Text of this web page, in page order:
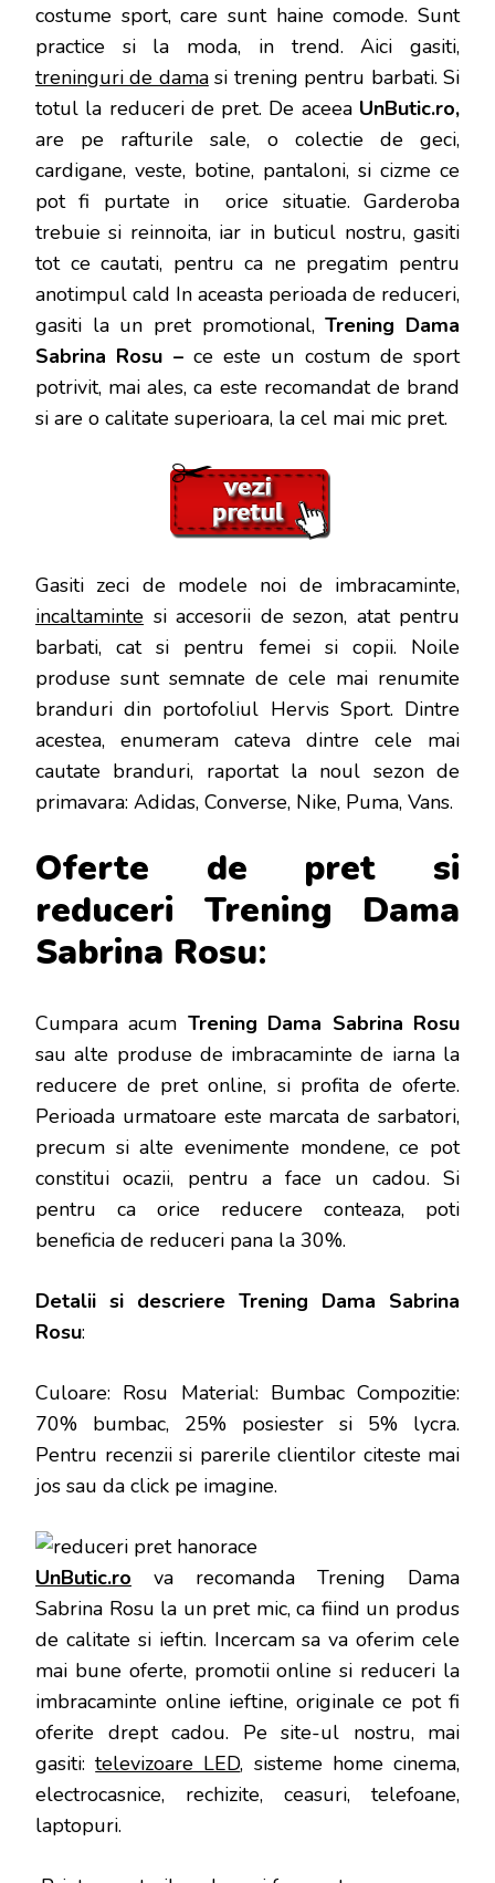
costume sport, care sunt haine comode. Sunt
practice si la moda, in trend. Aici gasiti,
treninguri de damasi trening pentru barbati. Si
totul la reduceri de pret. De aceea UnButic.ro,
are pe rafturile sale, o colectie de geci,
cardigane, veste, botine, pantaloni, si cizme ce
pot fi purtate in orice situatie. Garderoba
trebuie si reinnoita, iar in buticul nostru, gasiti
tot ce cautati, pentru ca ne pregatim pentru
anotimpul cald In aceasta perioada de reduceri,
gasiti la un pret promotional,Trening Dama
Sabrina Rosu –ce este un costum de sport
potrivit, mai ales, ca este recomandat de brand
si are o calitate superioara, la cel mai mic pret.
Gasiti zeci de modele noi de imbracaminte,
incaltaminte si accesorii de sezon, atat pentru
barbati, cat si pentru femei si copii. Noile
produse sunt semnate de cele mai renumite
branduri din portofoliul Hervis Sport. Dintre
acestea, enumeram cateva dintre cele mai
cautate branduri, raportat la noul sezon de
primavara: Adidas, Converse, Nike, Puma, Vans.
Oferte de pret si
reduceri Trening Dama
Sabrina Rosu:
Cumpara acum Trening Dama Sabrina Rosu
sau alte produse de imbracaminte de iarna la
reducere de pret online, si profita de oferte.
Perioada urmatoare este marcata de sarbatori,
precum si alte evenimente mondene, ce pot
constitui ocazii, pentru a face un cadou. Si
pentru ca orice reducere conteaza, poti
beneficia de reduceri pana la 30%.
Detalii si descriere Trening Dama Sabrina
Rosu:
Culoare: Rosu Material: Bumbac Compozitie:
70% bumbac, 25% posiester si 5% lycra.
Pentru recenzii si parerile clientilor citeste mai
jos sau da click pe imagine.
UnButic.ro va recomanda Trening Dama
Sabrina Rosu la un pret mic, ca fiind un produs
de calitate si ieftin. Incercam sa va oferim cele
mai bune oferte, promotii online si reduceri la
imbracaminte online ieftine, originale ce pot fi
oferite drept cadou. Pe site-ul nostru, mai
gasiti:televizoare LED, sisteme home cinema,
electrocasnice, rechizite, ceasuri, telefoane,
laptopuri.